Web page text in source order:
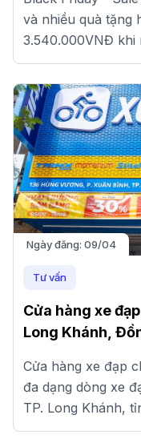
và nhiều quà tặng
3.540.000VNĐ khi
Đến ngay cửa
Ngày đăng: 09/04
Tư vấn
Cửa hàng xe
Long Khánh,
Cửa hàng xe đạp
đa dạng dòng xe
TP. Long Khánh,
tại đây!